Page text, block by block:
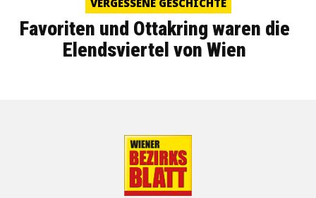
VERGESSENE GESCHICHTE
Favoriten und Ottakring waren die
Elendsviertel von Wien